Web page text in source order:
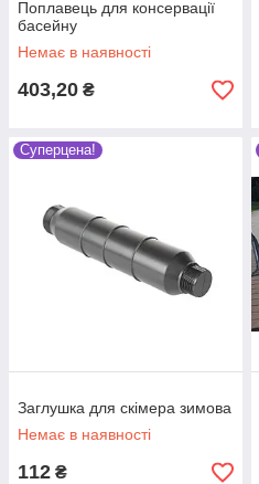
Поплавець для консервації
басейну
Немає в наявності
403,20 ₴
Суперцена!
Заглушка для скімера зимова
Немає в наявності
112 ₴